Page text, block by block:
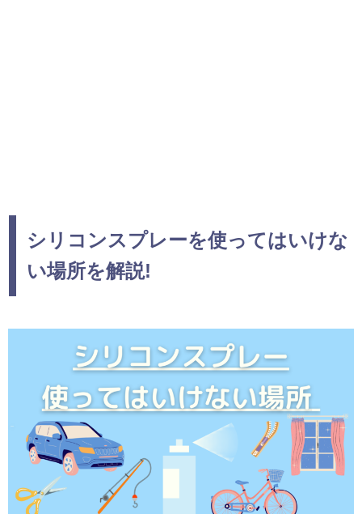
シリコンスプレーを使ってはいけな
い場所を解説!